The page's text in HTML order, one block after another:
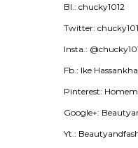
Bl.: chucky1012
Twitter:
Insta.:
Fb.: Ike
Pinterest:
Google+:
Yt.: